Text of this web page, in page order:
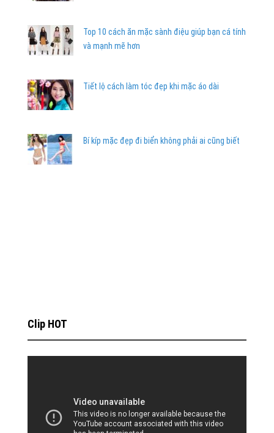
Top 10 cách ăn mặc sành điệu giúp bạn cá tính
và mạnh mẽ hơn
Tiết lộ cách làm tóc đẹp khi mặc áo dài
Bí kíp mặc đẹp đi biển không phải ai cũng biết
Clip HOT